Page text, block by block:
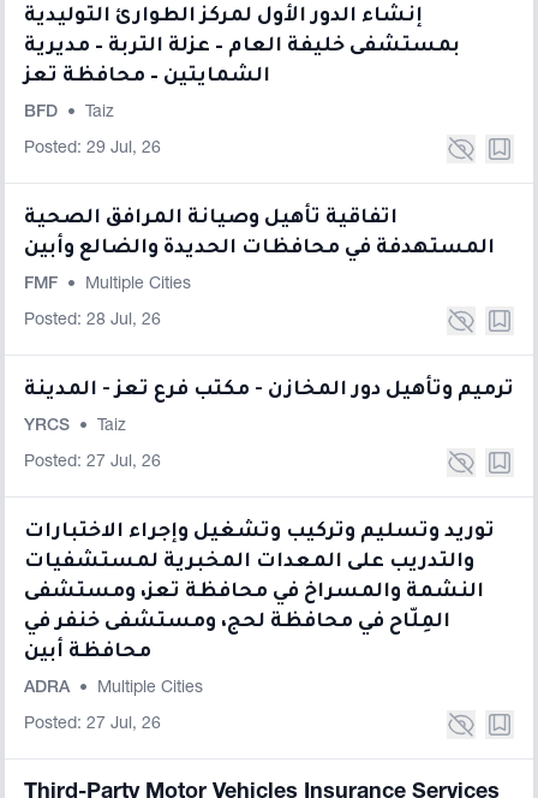
إنشاء الدور الأول لمركز الطوارئ التوليدية
بمستشفى خليفة العام – عزلة التربة – مديرية
الشمايتين – محافظة تعز
BFD • Taiz
Posted: 29 Jul, 26
اتفاقية تأهيل وصيانة المرافق الصحية
المستهدفة في محافظات الحديدة والضالع وأبين
FMF • Multiple Cities
Posted: 28 Jul, 26
ترميم وتأهيل دور المخازن - مكتب فرع تعز - المدينة
YRCS • Taiz
Posted: 27 Jul, 26
توريد وتسليم وتركيب وتشغيل وإجراء الاختبارات
والتدريب على المعدات المخبرية لمستشفيات
النشمة والمسراخ في محافظة تعز، ومستشفى
المِلّاح في محافظة لحج، ومستشفى خنفر في
محافظة أبين
ADRA • Multiple Cities
Posted: 27 Jul, 26
Third-Party Motor Vehicles Insurance Services